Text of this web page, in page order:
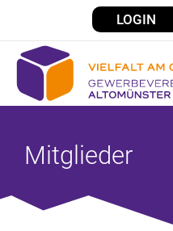
LOGIN
Mitglieder